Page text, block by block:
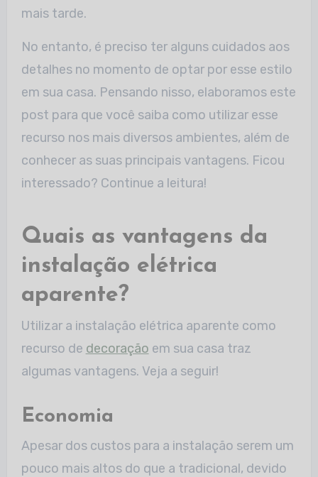
mais tarde.
No entanto, é preciso ter alguns cuidados aos
detalhes no momento de optar por esse estilo
em sua casa. Pensando nisso, elaboramos este
post para que você saiba como utilizar esse
recurso nos mais diversos ambientes, além de
conhecer as suas principais vantagens. Ficou
interessado? Continue a leitura!
Quais as vantagens da
instalação elétrica
aparente?
Utilizar a instalação elétrica aparente como
recurso de decoração em sua casa traz
algumas vantagens. Veja a seguir!
Economia
Apesar dos custos para a instalação serem um
pouco mais altos do que a tradicional, devido